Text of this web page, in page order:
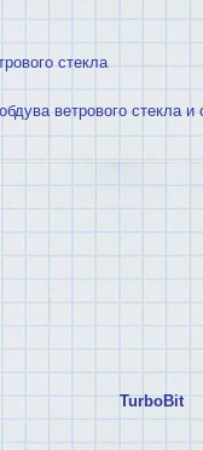
стекла
ветрового стекла и
TurboBit